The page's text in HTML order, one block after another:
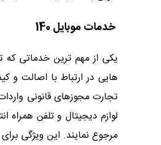
خدمات موبایل 140
یکی از مهم ترین خدماتی که
هایی در ارتباط با اصالت و
تجارت مجوزهای قانونی
مرجوع نمایند. این ویژگی